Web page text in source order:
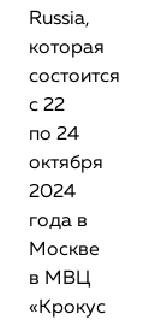
Russia,
которая
состоится
с 22
по 24
октября
2024
года в
Москве
в МВЦ
«Крокус